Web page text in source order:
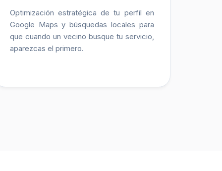
Optimización estratégica de tu perfil en
Google Maps y búsquedas locales para
que cuando un vecino busque tu servicio,
aparezcas el primero.